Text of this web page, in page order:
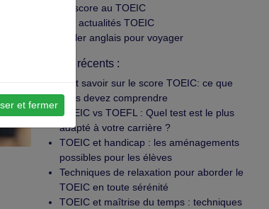
Le score au TOEIC
Les actualités TOEIC
Parler anglais pour voyager
Articles récents :
Tout savoir sur le score TOEIC: ce que
vous devez comprendre
TOEIC vs TOEFL : Quel test est le plus
adapté à votre carrière ?
TOEIC et handicap : les aménagements
possibles pour les élèves
Techniques de relaxation pour aborder le
TOEIC en toute sérénité
TOEIC et maîtrise du temps : techniques
et fermer